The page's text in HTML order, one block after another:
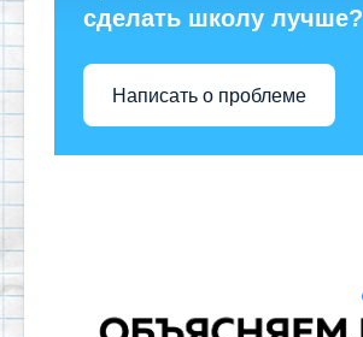
сделать школу лучше?
Написать о проблеме